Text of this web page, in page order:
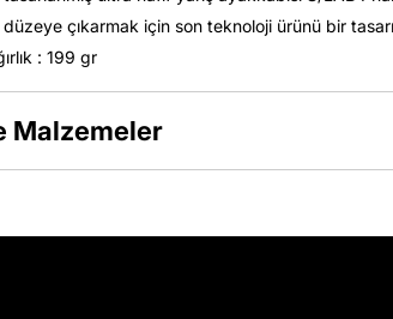
çıkarmak için son teknoloji ürünü bir
: 199 gr
Malzemeler